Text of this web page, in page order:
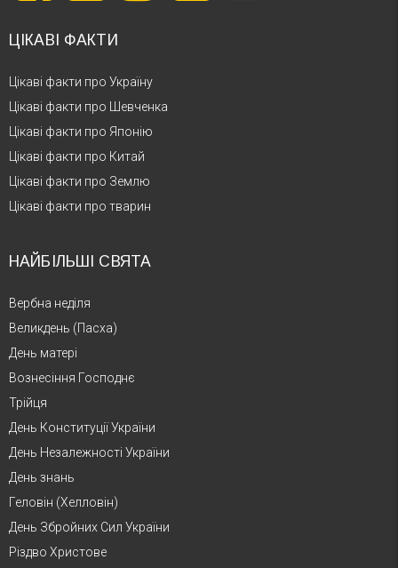
ЦІКАВІ ФАКТИ
Цікаві факти про Україну
Цікаві факти про Шевченка
Цікаві факти про Японію
Цікаві факти про Китай
Цікаві факти про Землю
Цікаві факти про тварин
НАЙБІЛЬШІ СВЯТА
Вербна неділя
Великдень (Пасха)
День матері
Вознесіння Господнє
Трійця
День Конституції України
День Незалежності України
День знань
Геловін (Хелловін)
День Збройних Сил України
Різдво Христове